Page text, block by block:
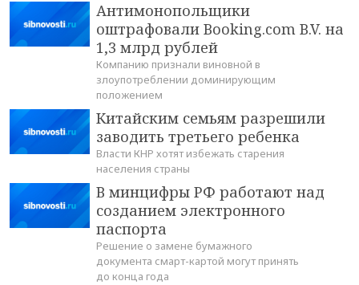
Антимонопольщики
оштрафовали Booking.com B.V. на
1,3 млрд рублей
Компанию признали виновной в
злоупотреблении доминирующим
положением
Китайским семьям разрешили
заводить третьего ребенка
Власти КНР хотят избежать старения
населения страны
В минцифры РФ работают над
созданием электронного
паспорта
Решение о замене бумажного
документа смарт-картой могут принять
до конца года